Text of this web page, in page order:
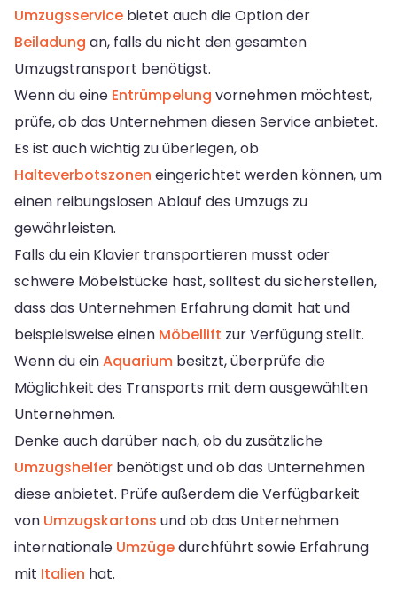
Umzugsservice bietet auch die Option der
Beiladung an, falls du nicht den gesamten
Umzugstransport benötigst.
Wenn du eine Entrümpelung vornehmen möchtest,
prüfe, ob das Unternehmen diesen Service anbietet.
Es ist auch wichtig zu überlegen, ob
Halteverbotszonen eingerichtet werden können, um
einen reibungslosen Ablauf des Umzugs zu
gewährleisten.
Falls du ein Klavier transportieren musst oder
schwere Möbelstücke hast, solltest du sicherstellen,
dass das Unternehmen Erfahrung damit hat und
beispielsweise einen Möbellift zur Verfügung stellt.
Wenn du einAquarium besitzt, überprüfe die
Möglichkeit des Transports mit dem ausgewählten
Unternehmen.
Denke auch darüber nach, ob du zusätzliche
Umzugshelfer benötigst und ob das Unternehmen
diese anbietet. Prüfe außerdem die Verfügbarkeit
von Umzugskartons und ob das Unternehmen
internationale Umzügedurchführt sowie Erfahrung
mit Italien hat.